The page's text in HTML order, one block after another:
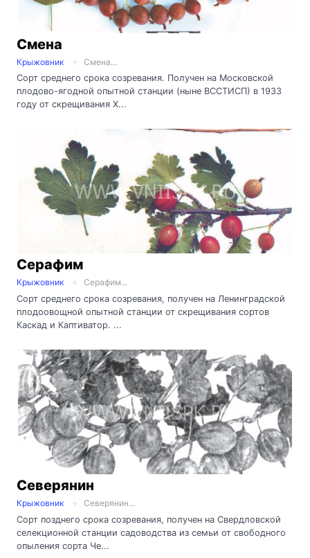
Смена
Крыжовник
Смена...
Сорт среднего срока созревания. Получен на Московской
плодово-ягодной опытной станции (ныне ВССТИСП) в 1933
году от скрещивания Х...
Серафим
Крыжовник
Серафим...
Сорт среднего срока созревания, получен на Ленинградской
плодоовощной опытной станции от скрещивания сортов
Каскад и Каптиватор. ...
Северянин
Крыжовник
Северянин...
Сорт позднего срока созревания, получен на Свердловской
селекционной станции садоводства из семьи от свободного
опыления сорта Че...